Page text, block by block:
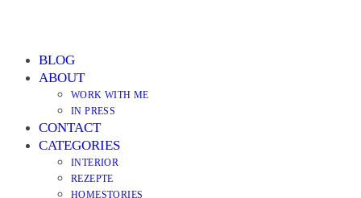
BLOG
ABOUT
WORK WITH ME
IN PRESS
CONTACT
CATEGORIES
INTERIOR
REZEPTE
HOMESTORIES